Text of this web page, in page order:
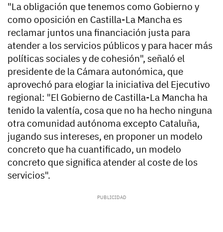
"La obligación que tenemos como Gobierno y
como oposición en Castilla-La Mancha es
reclamar juntos una financiación justa para
atender a los servicios públicos y para hacer más
políticas sociales y de cohesión", señaló el
presidente de la Cámara autonómica, que
aprovechó para elogiar la iniciativa del Ejecutivo
regional: "El Gobierno de Castilla-La Mancha ha
tenido la valentía, cosa que no ha hecho ninguna
otra comunidad autónoma excepto Cataluña,
jugando sus intereses, en proponer un modelo
concreto que ha cuantificado, un modelo
concreto que significa atender al coste de los
servicios".